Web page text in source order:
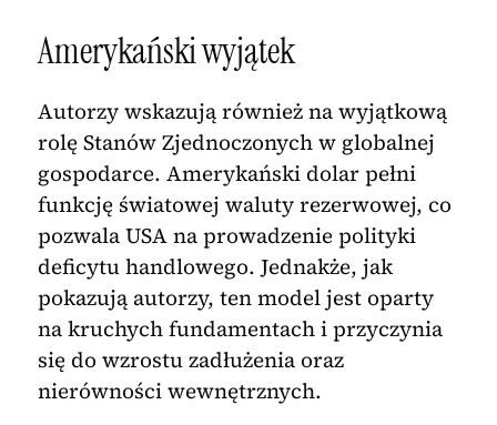
Amerykański wyjątek
Autorzy wskazują również na wyjątkową
rolę Stanów Zjednoczonych w globalnej
gospodarce. Amerykański dolar pełni
funkcję światowej waluty rezerwowej, co
pozwala USA na prowadzenie polityki
deficytu handlowego. Jednakże, jak
pokazują autorzy, ten model jest oparty
na kruchych fundamentach i przyczynia
się do wzrostu zadłużenia oraz
nierówności wewnętrznych.